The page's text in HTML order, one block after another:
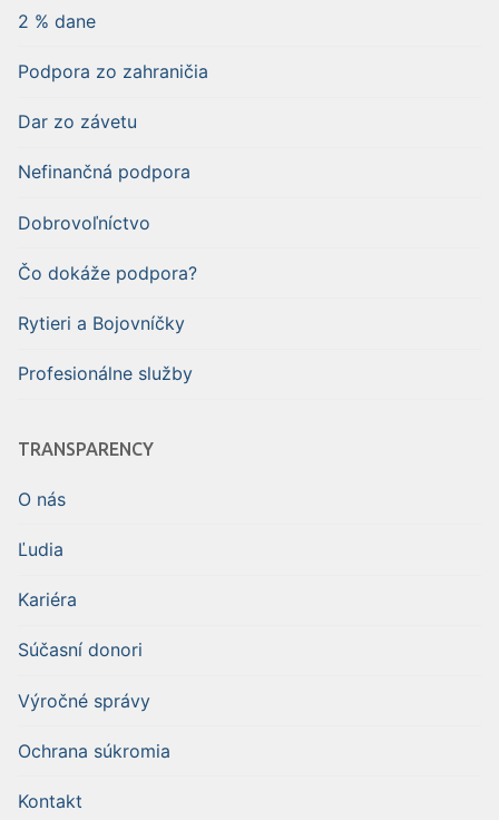
2 % dane
Podpora zo zahraničia
Dar zo závetu
Nefinančná podpora
Dobrovoľníctvo
Čo dokáže podpora?
Rytieri a Bojovníčky
Profesionálne služby
TRANSPARENCY
O nás
Ľudia
Kariéra
Súčasní donori
Výročné správy
Ochrana súkromia
Kontakt